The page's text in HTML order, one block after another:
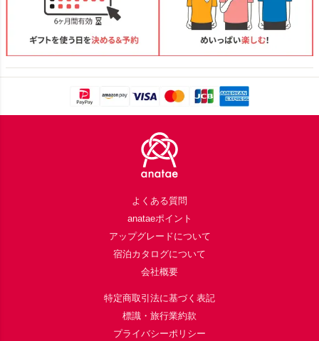
よくある質問
anataeポイント
アップグレードについて
宿泊カタログについて
会社概要
特定商取引法に基づく表記
標識・旅行業約款
プライバシーポリシー